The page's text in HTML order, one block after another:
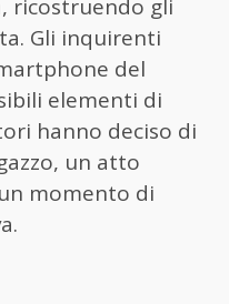
ricostruendo gli
Gli inquirenti
del
elementi di
hanno deciso di
un atto
momento di